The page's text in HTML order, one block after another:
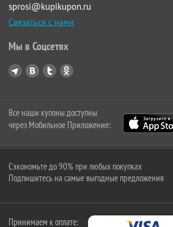
sprosi@kupikupon.ru
Связаться с нами
Мы в Соцсетях
Все наши купоны доступны
через Мобильное Приложение:
Сэкономьте до 90% при любых покупках
Подпишитесь на самые выгодные предложения
Принимаем к оплате: